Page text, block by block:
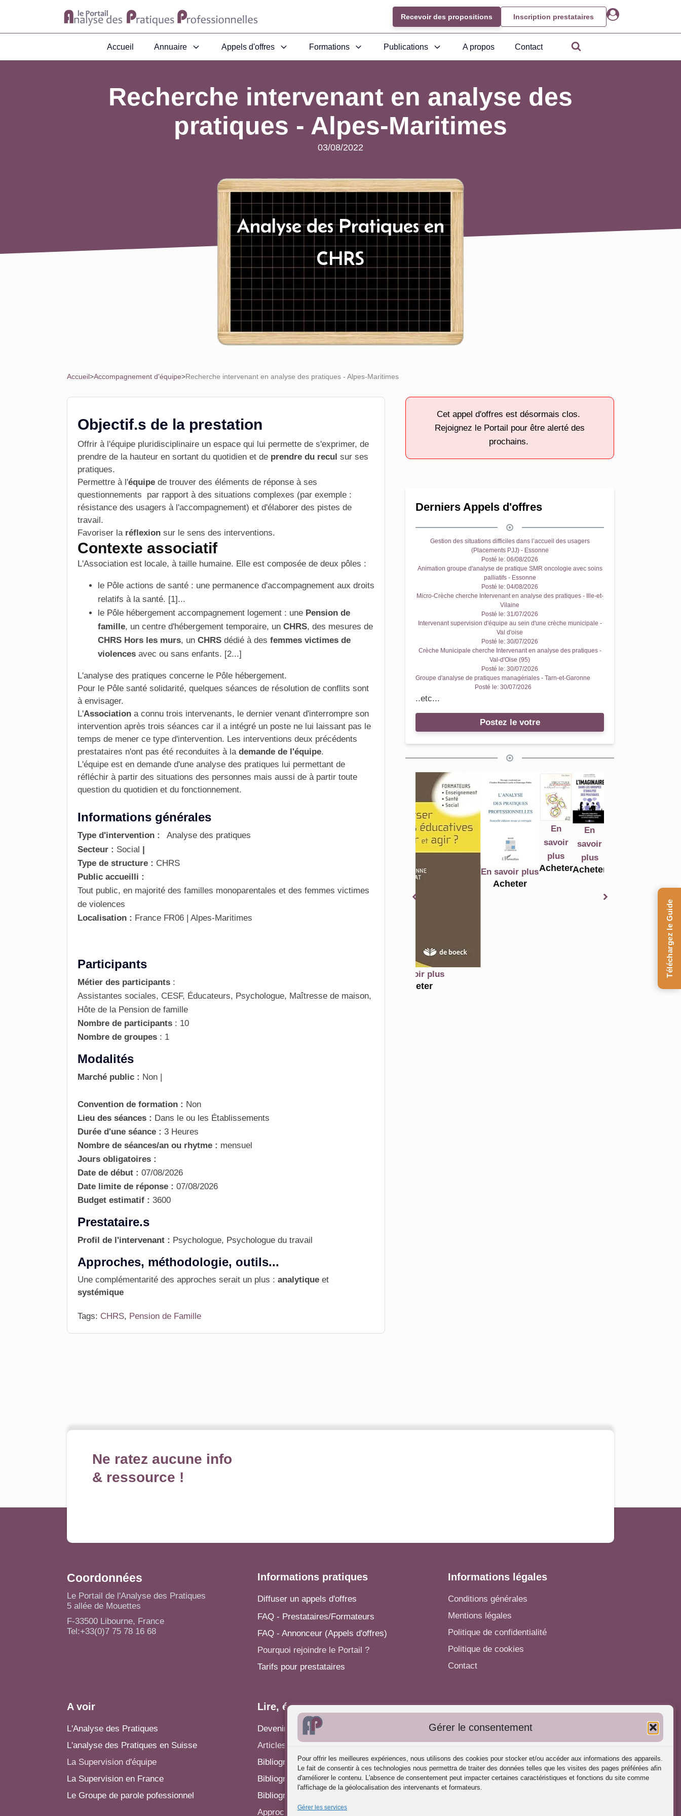
Gérer le consentement
Pour offrir les meilleures expériences, nous utilisons des cookies pour stocker et/ou accéder aux informations des appareils.
Le fait de consentir à ces technologies nous permettra de traiter des données telles que les visites des pages préférées afin
d'améliorer le contenu. L'absence de consentement peut impacter certaines caractéristiques et fonctions du site comme
l'affichage de la géolocalisation des intervenants et formateurs.
Gérer les services
Recevoir des propositions Inscription prestataires
Accueil Annuaire Appels d'offres Formations Publications A propos Contact
Recherche intervenant en analyse des
pratiques - Alpes-Maritimes
03/08/2022
Analyse des Pratiques en
CHRS
Accueil>Accompagnement d'équipe>Recherche intervenant en analyse des pratiques - Alpes-Maritimes
Objectif.s de la prestation
Offrir à l'équipe pluridisciplinaire un espace qui lui permette de s'exprimer, de
prendre de la hauteur en sortant du quotidien et de prendre du recul sur ses
pratiques.
Permettre à l'équipe de trouver des éléments de réponse à ses
questionnements par rapport à des situations complexes (par exemple :
résistance des usagers à l'accompagnement) et d'élaborer des pistes de
travail.
Favoriser laréflexion sur le sens des interventions.
Contexte associatif
L'Association est locale, à taille humaine. Elle est composée de deux pôles :
le Pôle actions de santé : une permanence d'accompagnement aux droits
relatifs à la santé. [1]...
le Pôle hébergement accompagnement logement : une Pension de
famille, un centre d'hébergement temporaire, un CHRS, des mesures de
CHRS Hors les murs, un CHRS dédié à des femmes victimes de
violences avec ou sans enfants. [2...]
L'analyse des pratiques concerne le Pôle hébergement.
Pour le Pôle santé solidarité, quelques séances de résolution de conflits sont
à envisager.
L'Association a connu trois intervenants, le dernier venant d'interrompre son
intervention après trois séances car il a intégré un poste ne lui laissant pas le
temps de mener ce type d'intervention. Les interventions deux précédents
prestataires n'ont pas été reconduites à la demande de l'équipe.
L'équipe est en demande d'une analyse des pratiques lui permettant de
réfléchir à partir des situations des personnes mais aussi de à partir toute
question du quotidien et du fonctionnement.
Informations générales
Type d'intervention :
Analyse des pratiques
Secteur : Social |
Type de structure : CHRS
Public accueilli :
Tout public, en majorité des familles monoparentales et des femmes victimes
de violences
Localisation : France FR06 | Alpes-Maritimes
Participants
Métier des participants :
Assistantes sociales, CESF, Éducateurs, Psychologue, Maîtresse de maison,
Hôte de la Pension de famille
Nombre de participants : 10
Nombre de groupes : 1
Modalités
Marché public : Non |
Convention de formation : Non
Lieu des séances : Dans le ou les Établissements
Durée d'une séance : 3 Heures
Nombre de séances/an ou rhytme : mensuel
Jours obligatoires :
Date de début : 07/08/2026
Date limite de réponse : 07/08/2026
Budget estimatif : 3600
Prestataire.s
Profil de l'intervenant : Psychologue, Psychologue du travail
Approches, méthodologie, outils...
Une complémentarité des approches serait un plus : analytique et
systémique
Tags: CHRS, Pension de Famille
Cet appel d'offres est désormais clos.
Rejoignez le Portail pour être alerté des
prochains.
Derniers Appels d'offres
Gestion des situations difficiles dans l’accueil des usagers
(Placements PJJ) - Essonne
Posté le: 06/08/2026
Animation groupe d'analyse de pratique SMR oncologie avec soins
palliatifs - Essonne
Posté le: 04/08/2026
Micro-Crèche cherche Intervenant en analyse des pratiques - Ille-et-
Vilaine
Posté le: 31/07/2026
Intervenant supervision d'équipe au sein d'une crèche municipale -
Val d'oise
Posté le: 30/07/2026
Crèche Municipale cherche Intervenant en analyse des pratiques -
Val-d'Oise (95)
Posté le: 30/07/2026
Groupe d'analyse de pratiques managériales - Tarn-et-Garonne
Posté le: 30/07/2026
..etc...
Postez le votre
En savoir plus
savoir
plus
Acheter
En
savoir
plus
Acheter
En
savoir
plus
Acheter
Ne ratez aucune info
& ressource !
Coordonnées
Le Portail de l'Analyse des Pratiques
5 allée de Mouettes
F-33500 Libourne, France
Tel:+33(0)7 75 78 16 68
Informations pratiques
Diffuser un appels d'offres
FAQ - Prestataires/Formateurs
FAQ - Annonceur (Appels d'offres)
Pourquoi rejoindre le Portail ?
Tarifs pour prestataires
Informations légales
Conditions générales
Mentions légales
Politique de confidentialité
Politique de cookies
Contact
A voir
L'Analyse des Pratiques
L'analyse des Pratiques en Suisse
La Supervision d'équipe
La Supervision en France
Le Groupe de parole pofessionnel
Lire, écrire...
Devenir rédacteur
Articles - Actualités
Bibliographie: Analyse des Pratiques
Bibliographie: Supervision
Bibliographie: Autres méthodes
Approches de l'Analyse des pratiques
Autres informations
S'inscrire dans l'Annuaire
Publiez vos formations
Charte déontologique
Références d'intervention
Téléchargez le Guide